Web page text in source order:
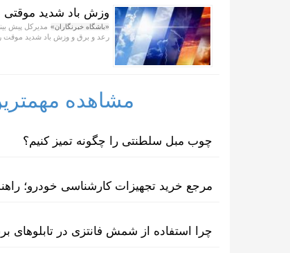
وزش باد شدید موقتی
«باشگاه خبرنگاران» مدیرکل پیش
رعد و برق و وزش باد شدید موقت
مشاهده
چوب مبل سلطنتی را چگونه تمیز کنیم؟
مرجع خرید تجهیزات کارشناسی خودرو؛
چرا استفاده از شمش فانتزی در تابلوهای